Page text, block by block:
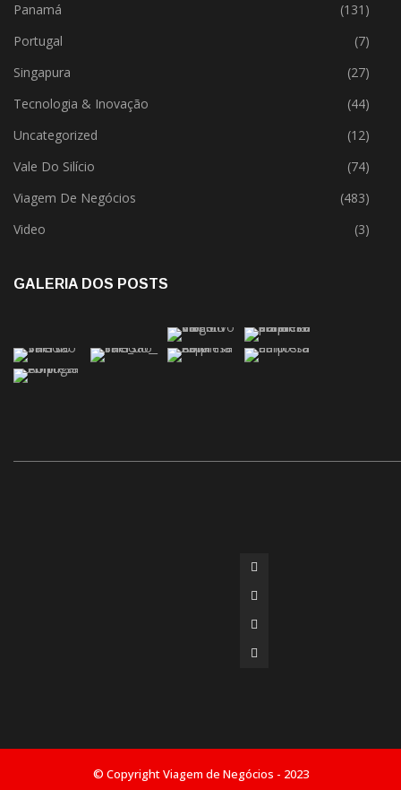
Panamá
(131)
Portugal
(7)
Singapura
(27)
Tecnologia & Inovação
(44)
Uncategorized
(12)
Vale Do Silício
(74)
Viagem De Negócios
(483)
Video
(3)
GALERIA DOS POSTS
© Copyright Viagem de Negócios - 2023